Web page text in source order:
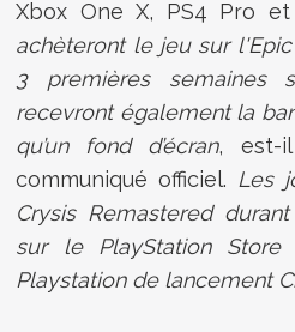
Xbox One X, PS4 Pro et
achèteront le jeu sur
3 premières semaines
recevront également la
qu’un fond d’écran, est-
communiqué officiel. Les
Crysis Remastered
sur le PlayStation Store
Playstation de lancement